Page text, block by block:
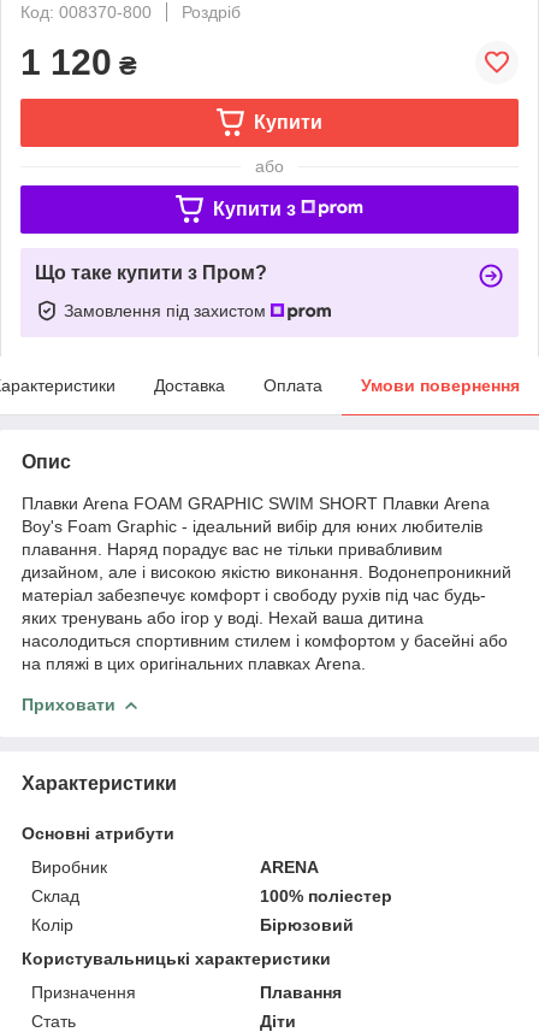
Код: 008370-800
Роздріб
1 120 ₴
Купити
або
Купити з
Що таке купити з Пром?
Замовлення під захистом
Доставка Оплата Умови повернення
Опис
Плавки Arena FOAM GRAPHIC SWIM SHORT Плавки Arena
Boy's Foam Graphic - ідеальний вибір для юних любителів
плавання. Наряд порадує вас не тільки привабливим
дизайном, але і високою якістю виконання. Водонепроникний
матеріал забезпечує комфорт і свободу рухів під час будь-
яких тренувань або ігор у воді. Нехай ваша дитина
насолодиться спортивним стилем і комфортом у басейні або
на пляжі в цих оригінальних плавках Arena.
Приховати
Характеристики
Основні атрибути
Виробник
ARENA
Склад
100% поліестер
Колір
Бірюзовий
Користувальницькі характеристики
Призначення
Плавання
Стать
Діти